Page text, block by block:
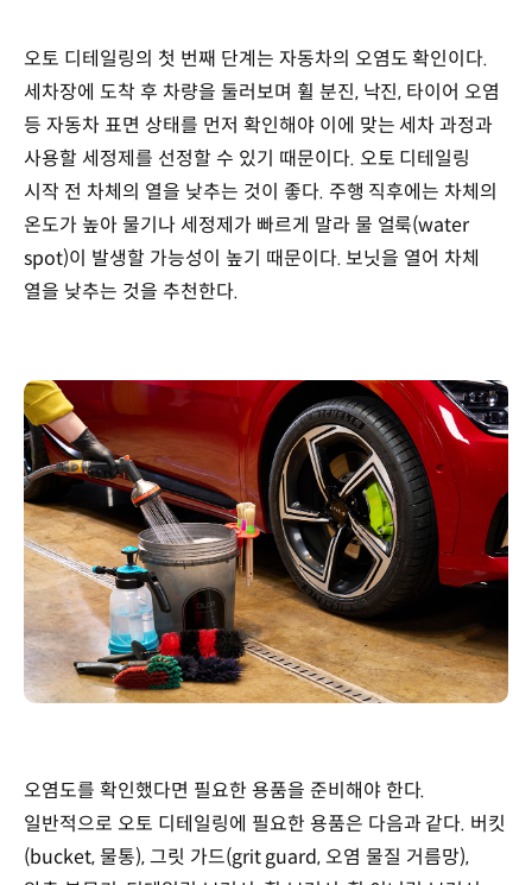
오토 디테일링의 첫 번째 단계는 자동차의 오염도 확인이다.
세차장에 도착 후 차량을 둘러보며 휠 분진, 낙진, 타이어 오염
등 자동차 표면 상태를 먼저 확인해야 이에 맞는 세차 과정과
사용할 세정제를 선정할 수 있기 때문이다. 오토 디테일링
시작 전 차체의 열을 낮추는 것이 좋다. 주행 직후에는 차체의
온도가 높아 물기나 세정제가 빠르게 말라 물 얼룩(water
spot)이 발생할 가능성이 높기 때문이다. 보닛을 열어 차체
열을 낮추는 것을 추천한다.
오염도를 확인했다면 필요한 용품을 준비해야 한다.
일반적으로 오토 디테일링에 필요한 용품은 다음과 같다. 버킷
(bucket, 물통), 그릿 가드(grit guard, 오염 물질 거름망),